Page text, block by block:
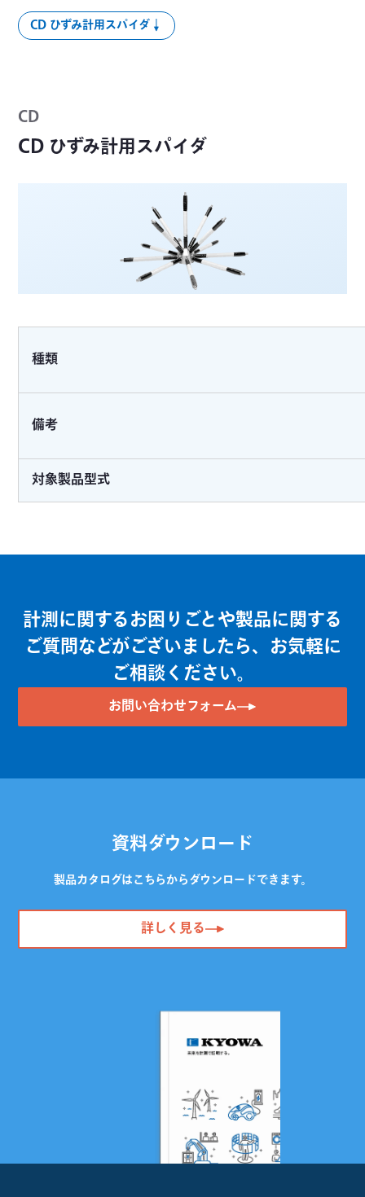
CD ひずみ計用スパイダ
CD
CD ひずみ計用スパイダ
種類
備考
対象製品型式
計測に関するお困りごとや製品に関する
ご質問などがございましたら、お気軽に
ご相談ください。
お問い合わせフォーム
資料ダウンロード
製品カタログはこちらからダウンロードできます。
詳しく見る